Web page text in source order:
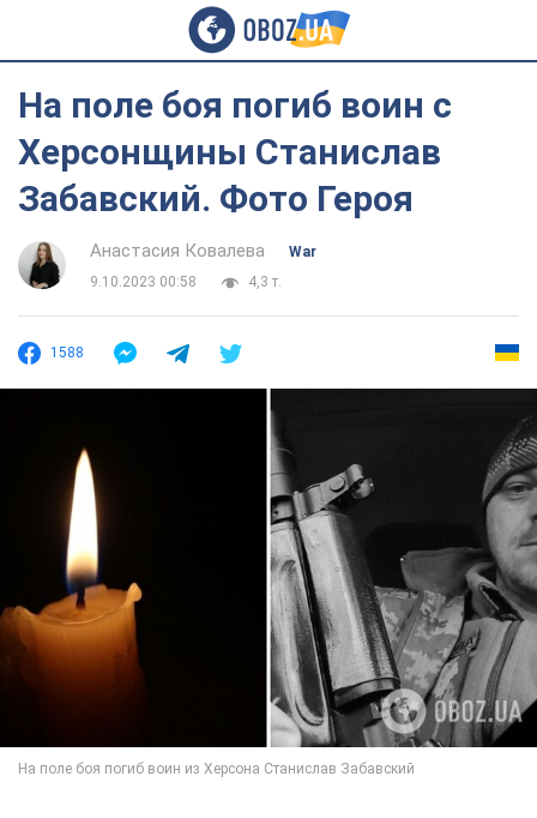
На поле боя погиб воин с
Херсонщины Станислав
Забавский. Фото Героя
Анастасия Ковалева
War
9.10.2023 00:58
4,3 т.
1588